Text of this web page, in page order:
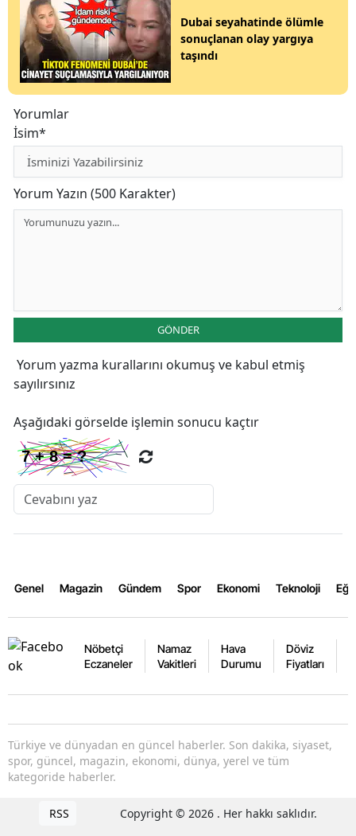
Dubai seyahatinde ölümle
sonuçlanan olay yargıya
taşındı
Yorumlar
İsim*
Yorum Yazın (500 Karakter)
GÖNDER
Yorum yazma kurallarını okumuş ve kabul etmiş
sayılırsınız
Aşağıdaki görselde işlemin sonucu kaçtır
Genel Magazin Gündem Spor Ekonomi Teknoloji
Nöbetçi
Eczaneler
Namaz
Vakitleri
Hava
Durumu
Döviz
Fiyatları
Türkiye ve dünyadan en güncel haberler. Son dakika, siyaset,
spor, güncel, magazin, ekonomi, dünya, yerel ve tüm
kategoride haberler.
RSS Copyright © 2026 . Her hakkı saklıdır.